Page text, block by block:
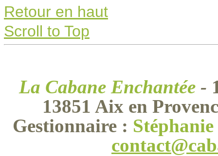
Retour en haut
Scroll to Top
La Cabane Enchantée-
13851 Aix en
Gestionnaire :